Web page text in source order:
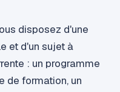
disposez d'une
et d'un sujet à
: un programme
de formation, un